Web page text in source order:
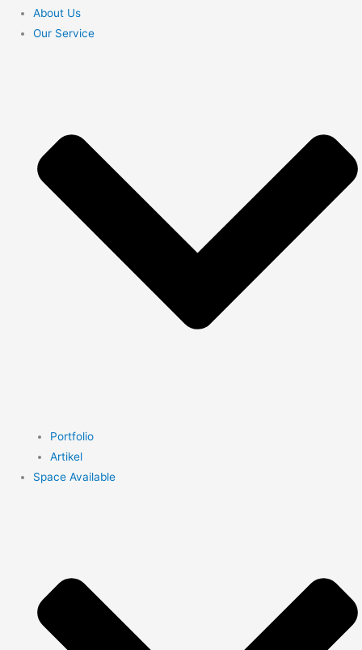
About Us
Our Service
Portfolio
Artikel
Space Available